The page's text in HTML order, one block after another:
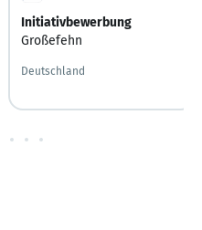
Initiativbewerbung
Großefehn
Deutschland